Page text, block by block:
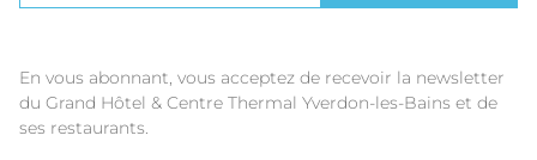
En vous abonnant, vous acceptez de recevoir la newsletter
du Grand Hôtel & Centre Thermal Yverdon-les-Bains et de
ses restaurants.